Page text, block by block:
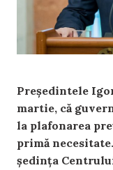
Președintele
martie, că
la plafonarea
primă
ședința